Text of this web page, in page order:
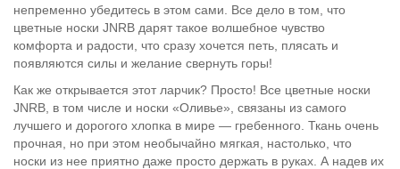
непременно убедитесь в этом сами. Все дело в том, что
цветные носки JNRB дарят такое волшебное чувство
комфорта и радости, что сразу хочется петь, плясать и
появляются силы и желание свернуть горы!
Как же открывается этот ларчик? Просто! Все цветные носки
JNRB, в том числе и носки «Оливье», связаны из самого
лучшего и дорогого хлопка в мире — гребенного. Ткань очень
прочная, но при этом необычайно мягкая, настолько, что
носки из нее приятно даже просто держать в руках. А надев их